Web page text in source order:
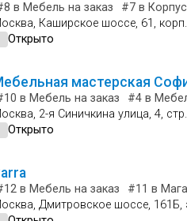
в Магазин мебели #6в Мебель
в Мебель на заказ #7 в
Каширское шоссе, 61,
Открыто
в Мебель для спальни
мастерская
в Мебель на заказ #4 в
2-я Синичкина улица, 4,
Открыто
в Мебель для кухни #3в
в Мебель на заказ #11 в
Дмитровское шоссе, 161Б,